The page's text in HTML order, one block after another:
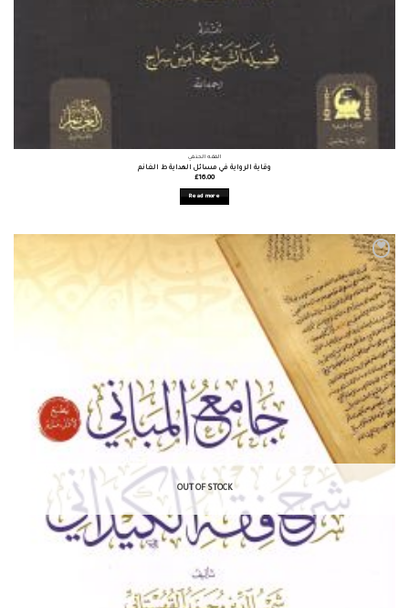
الفقه الحنفي
وقاية الرواية في مسائل الهداية ط الغانم
£16.00
Read more
OUT OF STOCK